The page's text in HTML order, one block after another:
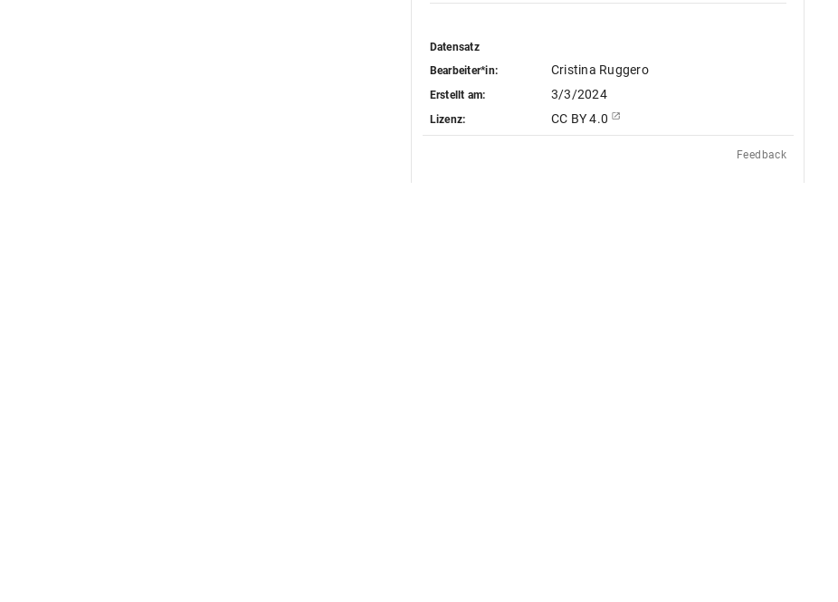
Datensatz
Bearbeiter*in:
Cristina Ruggero
Erstellt am: 3/3/2024
Lizenz: CC BY 4.0
Feedback